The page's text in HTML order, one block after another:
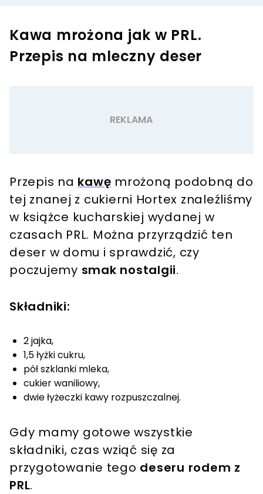
Kawa mrożona jak w PRL.
Przepis na mleczny deser
Przepis na kawę mrożoną podobną do
tej znanej z cukierni Hortex znaleźliśmy
w książce kucharskiej wydanej w
czasach PRL. Można przyrządzić ten
deser w domu i sprawdzić, czy
poczujemy smak nostalgii.
Składniki:
2 jajka,
1,5 łyżki cukru,
pół szklanki mleka,
cukier waniliowy,
dwie łyżeczki kawy rozpuszczalnej.
Gdy mamy gotowe wszystkie
składniki, czas wziąć się za
przygotowanie tego deseru rodem z
PRL.